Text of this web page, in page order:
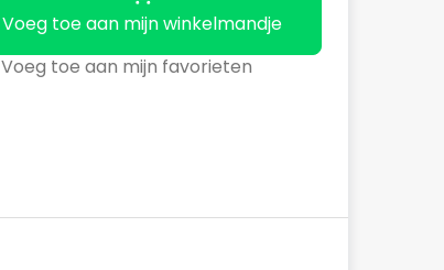
Voeg toe aan mijn winkelmandje
Voeg toe aan mijn favorieten